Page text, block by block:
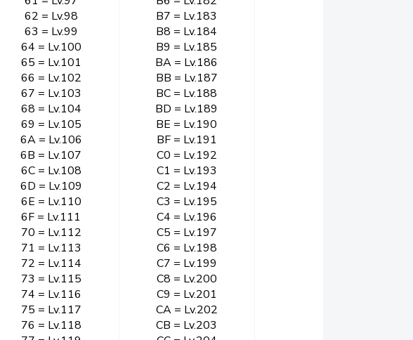
62 = Lv.98
63 = Lv.99
64 = Lv.100
65 = Lv.101
66 = Lv.102
67 = Lv.103
68 = Lv.104
69 = Lv.105
6A = Lv.106
6B = Lv.107
6C = Lv.108
6D = Lv.109
6E = Lv.110
6F = Lv.111
70 = Lv.112
71 = Lv.113
72 = Lv.114
73 = Lv.115
74 = Lv.116
75 = Lv.117
76 = Lv.118
B7 = Lv.183
B8 = Lv.184
B9 = Lv.185
BA = Lv.186
BB = Lv.187
BC = Lv.188
BD = Lv.189
BE = Lv.190
BF = Lv.191
C0 = Lv.192
C1 = Lv.193
C2 = Lv.194
C3 = Lv.195
C4 = Lv.196
C5 = Lv.197
C6 = Lv.198
C7 = Lv.199
C8 = Lv.200
C9 = Lv.201
CA = Lv.202
CB = Lv.203